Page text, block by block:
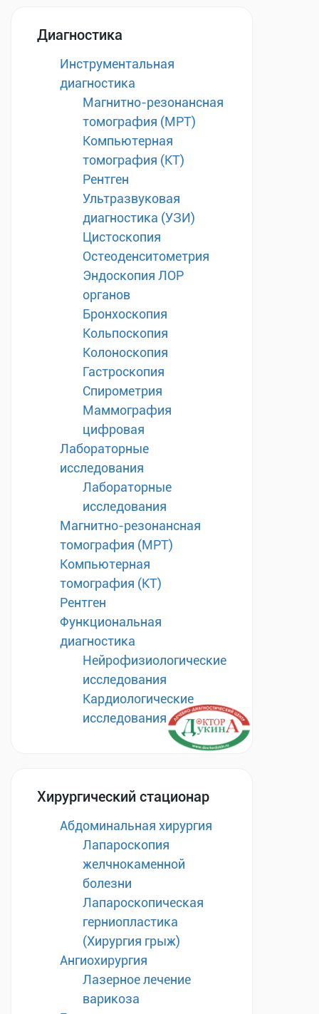
Диагностика
Инструментальная
диагностика
Магнитно-резонансная
томография (МРТ)
Компьютерная
томография (КТ)
Рентген
Ультразвуковая
диагностика (УЗИ)
Цистоскопия
Остеоденситометрия
Эндоскопия ЛОР
органов
Бронхоскопия
Кольпоскопия
Колоноскопия
Гастроскопия
Спирометрия
Маммография
цифровая
Лабораторные
исследования
Лабораторные
исследования
Магнитно-резонансная
томография (МРТ)
Компьютерная
томография (КТ)
Рентген
Функциональная
диагностика
Нейрофизиологические
исследования
Кардиологические
исследования
Хирургический стационар
Абдоминальная хирургия
Лапароскопия
желчнокаменной
болезни
Лапароскопическая
герниопластика
(Хирургия грыж)
Ангиохирургия
Лазерное лечение
варикоза